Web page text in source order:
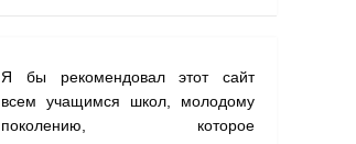
Я бы рекомендовал этот сайт
всем учащимся школ, молодому
поколению, которое